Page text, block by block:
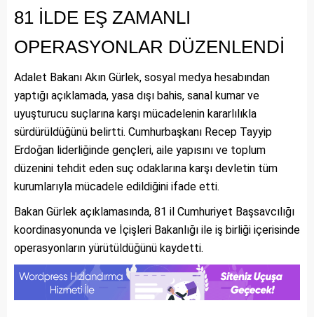
81 İLDE EŞ ZAMANLI
OPERASYONLAR DÜZENLENDİ
Adalet Bakanı Akın Gürlek, sosyal medya hesabından
yaptığı açıklamada, yasa dışı bahis, sanal kumar ve
uyuşturucu suçlarına karşı mücadelenin kararlılıkla
sürdürüldüğünü belirtti. Cumhurbaşkanı Recep Tayyip
Erdoğan liderliğinde gençleri, aile yapısını ve toplum
düzenini tehdit eden suç odaklarına karşı devletin tüm
kurumlarıyla mücadele edildiğini ifade etti.
Bakan Gürlek açıklamasında, 81 il Cumhuriyet Başsavcılığı
koordinasyonunda ve İçişleri Bakanlığı ile iş birliği içerisinde
operasyonların yürütüldüğünü kaydetti.